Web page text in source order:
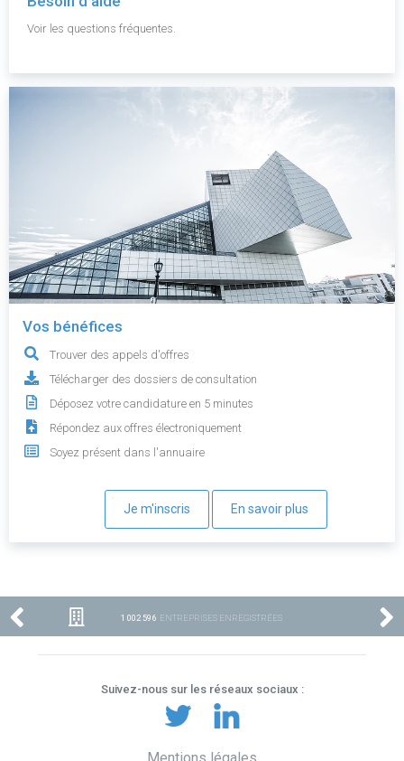
Voir les questions fréquentes.
Vos bénéfices
Trouver des appels d'offres
Télécharger des dossiers de consultation
Déposez votre candidature en 5 minutes
Répondez aux offres électroniquement
Soyez présent dans l'annuaire
Je m'inscris En savoir plus
1 002 596 ENTREPRISES ENREGISTRÉES
Suivez-nous sur les réseaux sociaux :